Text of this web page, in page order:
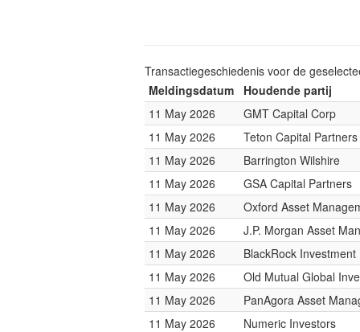
Transactiegeschiedenis voor de
Meldingsdatum
Houdende partij
11 May 2026
GMT Capital Corp
11 May 2026
Teton Capital Partners
11 May 2026
Barrington Wilshire
11 May 2026
GSA Capital Partners
11 May 2026
Oxford Asset
11 May 2026
J.P. Morgan Asset
11 May 2026
BlackRock
11 May 2026
Old Mutual Global
11 May 2026
PanAgora Asset
11 May 2026
Numeric Investors